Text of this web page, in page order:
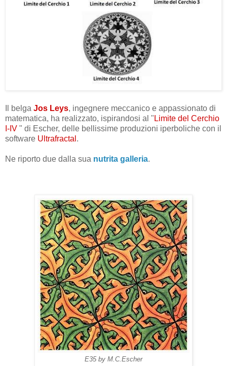
Il belga Jos Leys, ingegnere meccanico e appassionato di
matematica, ha realizzato, ispirandosi al " Limite del Cerchio
I-IV " di Escher, delle bellissime produzioni iperboliche con il
software Ultrafractal .
Ne riporto due dalla sua nutrita galleria.
E35 by M.C.Escher